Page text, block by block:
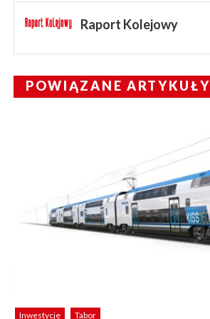
Raport Kolejowy
POWIĄZANE ARTYKUŁY
Inwestycje Tabor